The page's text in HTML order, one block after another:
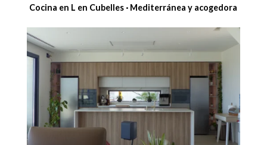
Cocina en L en Cubelles · Mediterránea y acogedora